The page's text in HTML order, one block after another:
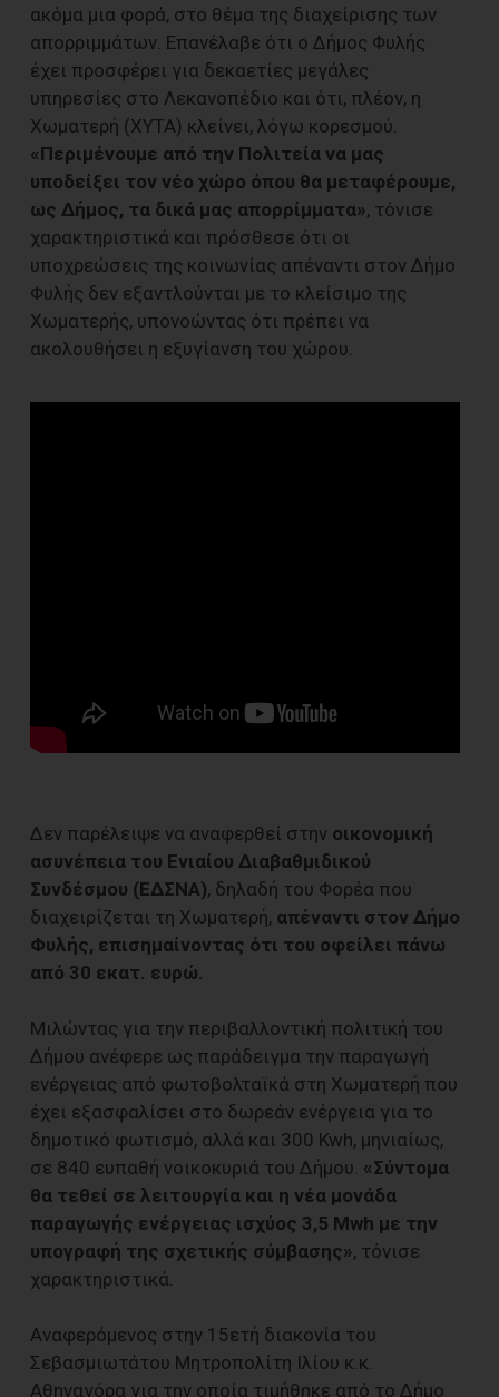
ακόμα μια φορά, στο θέμα της διαχείρισης των
απορριμμάτων. Επανέλαβε ότι ο Δήμος Φυλής
έχει προσφέρει για δεκαετίες μεγάλες
υπηρεσίες στο Λεκανοπέδιο και ότι, πλέον, η
Χωματερή (ΧΥΤΑ) κλείνει, λόγω κορεσμού.
«Περιμένουμε από την Πολιτεία να μας
υποδείξει τον νέο χώρο όπου θα μεταφέρουμε,
ως Δήμος, τα δικά μας απορρίμματα», τόνισε
χαρακτηριστικά και πρόσθεσε ότι οι
υποχρεώσεις της κοινωνίας απέναντι στον Δήμο
Φυλής δεν εξαντλούνται με το κλείσιμο της
Χωματερής, υπονοώντας ότι πρέπει να
ακολουθήσει η εξυγίανση του χώρου.
Δεν παρέλειψε να αναφερθεί στην οικονομική
ασυνέπεια του Ενιαίου Διαβαθμιδικού
Συνδέσμου (ΕΔΣΝΑ), δηλαδή του Φορέα που
διαχειρίζεται τη Χωματερή, απέναντι στον Δήμο
Φυλής, επισημαίνοντας ότι του οφείλει πάνω
από 30 εκατ. ευρώ.
Μιλώντας για την περιβαλλοντική πολιτική του
Δήμου ανέφερε ως παράδειγμα την παραγωγή
ενέργειας από φωτοβολταϊκά στη Χωματερή που
έχει εξασφαλίσει στο δωρεάν ενέργεια για το
δημοτικό φωτισμό, αλλά και 300 Kwh, μηνιαίως,
σε 840 ευπαθή νοικοκυριά του Δήμου. «Σύντομα
θα τεθεί σε λειτουργία και η νέα μονάδα
παραγωγής ενέργειας ισχύος 3,5 Mwh με την
υπογραφή της σχετικής σύμβασης», τόνισε
χαρακτηριστικά.
Αναφερόμενος στην 15ετή διακονία του
Σεβασμιωτάτου Μητροπολίτη Ιλίου κ.κ.
Αθηναγόρα για την οποία τιμήθηκε από το Δήμο